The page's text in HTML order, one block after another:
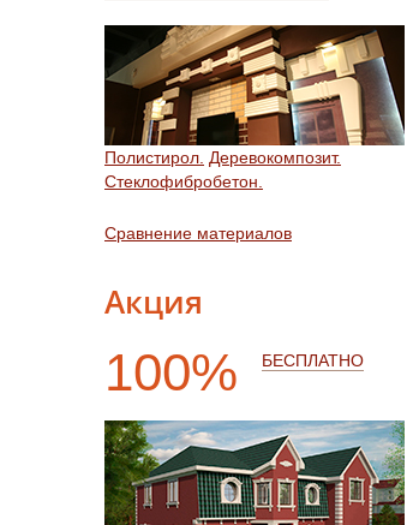
Полистирол. Деревокомпозит.
Стеклофибробетон.
Сравнение материалов
Акция
100% БЕСПЛАТНО